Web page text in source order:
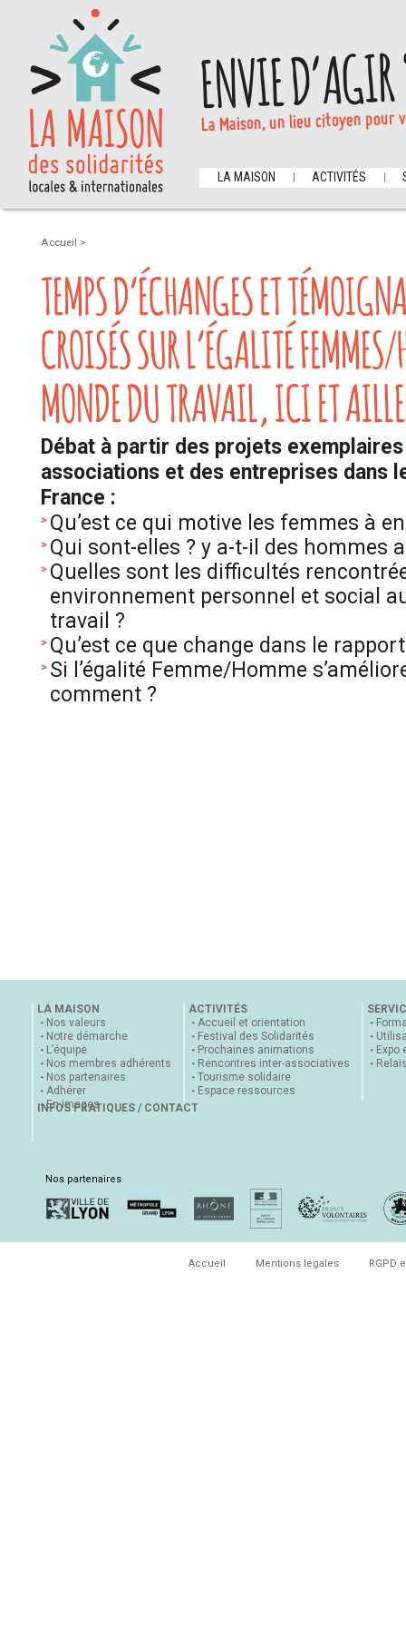
ENVIE
La Maison, un lieu citoyen
LA MAISON ACTIVITÉS
Accueil >
TEMPS D’ÉCHANGES ET
CROISÉS SUR L’ÉGALITÉ
MONDE DU TRAVAIL, ICI ET
Débat à partir des projets
associations et des entreprises dans
France :
Qu’est ce qui motive les femmes à
Qui sont-elles ? y a-t-il des hommes
Quelles sont les difficultés
environnement personnel et social
travail ?
Qu’est ce que change dans le
Si l’égalité Femme/Homme
comment ?
LA MAISON
Nos valeurs
Notre démarche
L’équipe
Nos membres adhérents
Nos partenaires
Adhérer
En images
ACTIVITÉS
Accueil et orientation
Festival des Solidarités
Prochaines animations
Rencontres inter-associatives
Tourisme solidaire
Espace ressources
Expo
INFOS PRATIQUES / CONTACT
Nos partenaires
Accueil Mentions légales RGPD